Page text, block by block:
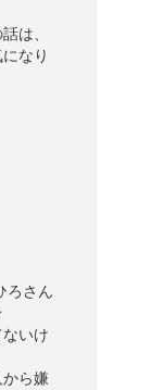
は、
なり
ろさん
いけ
ら嫌